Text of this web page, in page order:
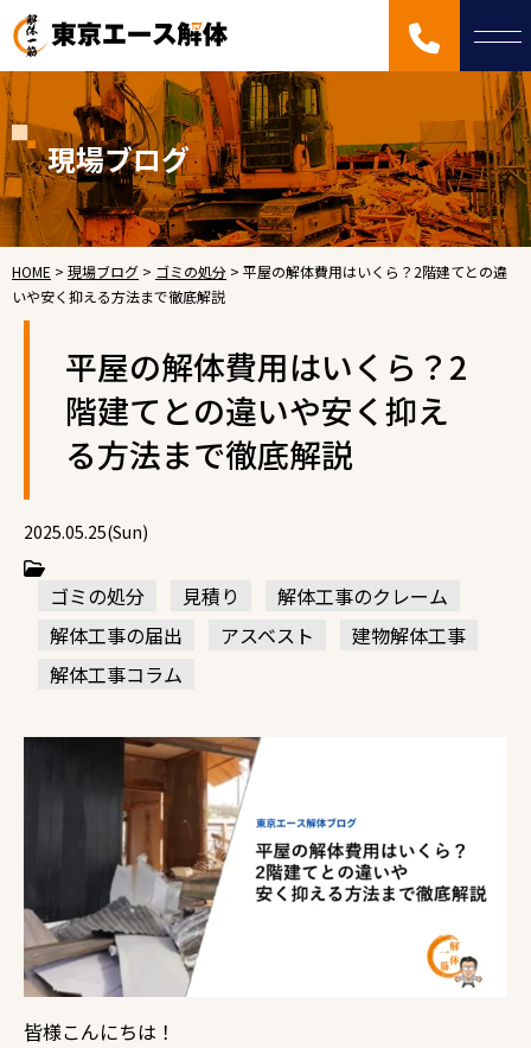
現場ブログ
HOME > 現場ブログ > ゴミの処分 > 平屋の解体費用はいくら？2階建てとの違
いや安く抑える方法まで徹底解説
平屋の解体費用はいくら？2
階建てとの違いや安く抑え
る方法まで徹底解説
2025.05.25(Sun)
ゴミの処分 見積り
解体工事のクレーム
解体工事の届出
アスベスト
建物解体工事
解体工事コラム
皆様こんにちは！